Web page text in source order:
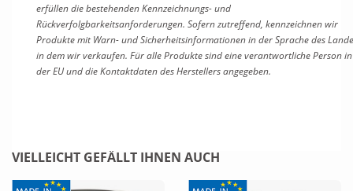
erfüllen die bestehenden Kennzeichnungs- und
Rückverfolgbarkeitsanforderungen. Sofern zutreffend, kennzeichnen wir
Produkte mit Warn- und Sicherheitsinformationen in der Sprache des
in dem wir verkaufen. Für alle Produkte sind eine verantwortliche Person in
der EU und die Kontaktdaten des Herstellers angegeben.
VIELLEICHT GEFÄLLT IHNEN AUCH